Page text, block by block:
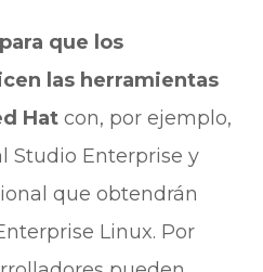
que los
las herramientas
Hat con, por ejemplo,
Studio Enterprise y
que obtendrán
Linux. Por